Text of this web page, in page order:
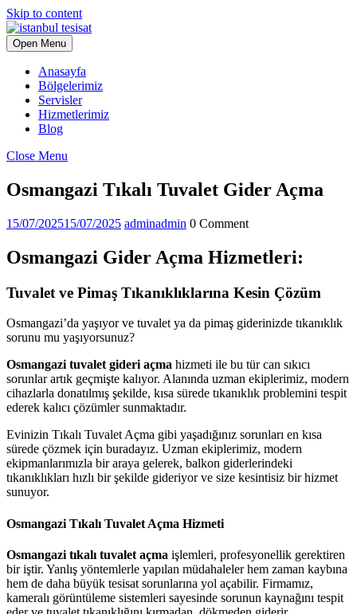
Skip to content
Open Menu
Anasayfa
Bölgelerimiz
Servisler
Hizmetlerimiz
Blog
Close Menu
Osmangazi Tıkalı Tuvalet Gider Açma
15/07/202515/07/2025 adminadmin 0 Comment
Osmangazi Gider Açma Hizmetleri:
Tuvalet ve Pimaş Tıkanıklıklarına Kesin Çözüm
Osmangazi’da yaşıyor ve tuvalet ya da pimaş giderinizde tıkanıklık
sorunu mu yaşıyorsunuz?
Osmangazi tuvalet gideri açma hizmeti ile bu tür can sıkıcı
sorunlar artık geçmişte kalıyor. Alanında uzman ekiplerimiz, modern
cihazlarla donatılmış şekilde, kısa sürede tıkanıklık problemini tespit
ederek kalıcı çözümler sunmaktadır.
Evinizin Tıkalı Tuvalet Açma gibi yaşadığınız sorunları en kısa
sürede çözmek için buradayız. Uzman ekiplerimiz, modern
ekipmanlarımızla bir araya gelerek, balkon giderlerindeki
tıkanıklıkları hızlı bir şekilde gideriyor ve size kesintisiz bir hizmet
sunuyor.
Osmangazi Tıkalı Tuvalet Açma Hizmeti
Osmangazi tıkalı tuvalet açma işlemleri, profesyonellik gerektiren
bir iştir. Yanlış yöntemlerle yapılan müdahaleler hem zaman kaybına
hem de daha büyük tesisat sorunlarına yol açabilir. Firmamız,
kameralı görüntüleme sistemleri sayesinde sorunun kaynağını tespit